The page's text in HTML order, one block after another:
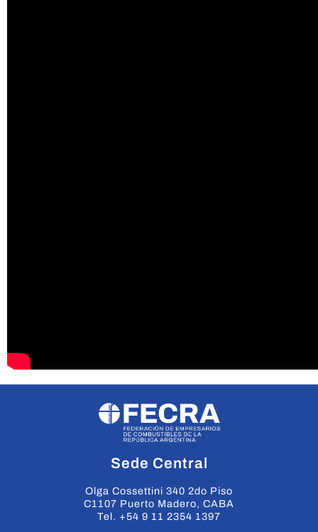
Sede Central
Olga Cossettini 340 2do Piso
C1107 Puerto Madero, CABA
Tel. +54 9 11 2354 1397